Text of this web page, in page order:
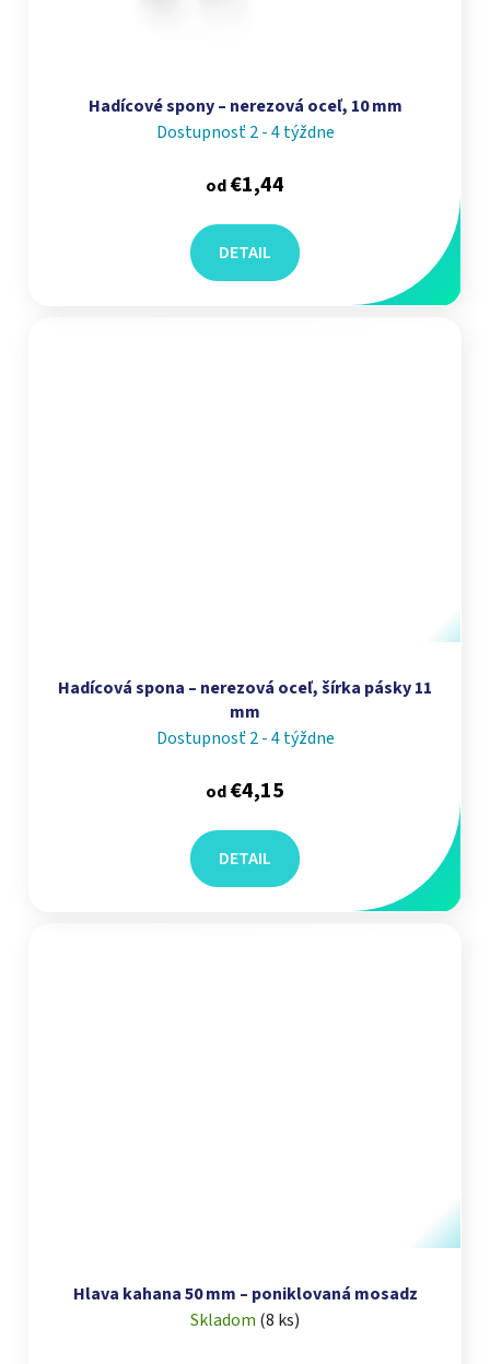
Hadícové spony – nerezová oceľ, 10 mm
Dostupnosť 2 - 4 týždne
od€1,44
DETAIL
Hadícová spona – nerezová oceľ, šírka pásky 11
mm
Dostupnosť 2 - 4 týždne
od€4,15
DETAIL
Hlava kahana 50 mm – poniklovaná mosadz
Skladom (8 ks)